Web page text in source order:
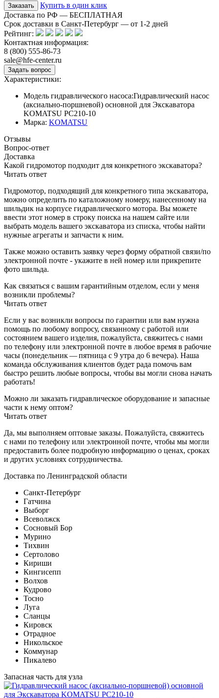
Купить в один клик
Доставка по РФ — БЕСПЛАТНАЯ
Срок доставки в Санкт-Петербург — от 1-2 дней
Рейтинг:
Контактная информация:
8 (800) 555-86-73
sale@hfe-center.ru
Характеристики:
Модель гидравлического насоса:Гидравлический насос
(аксиально-поршневой) основной для Экскаватора
KOMATSU PC210-10
Марка: KOMATSU
Отзывы
Вопрос-ответ
Доставка
Какой гидромотор подходит для конкретного экскаватора?
Читать ответ
Гидромотор, подходящий для конкретного типа экскаватора,
можно определить по каталожному номеру, нанесенному на
шильдик на корпусе гидравлического мотора. Вы можете
ввести этот номер в строку поиска на нашем сайте или
выбрать модель вашего экскаватора из списка, чтобы найти
нужные агрегаты и запчасти к ним.
Также можно оставить заявку через форму обратной связи/по
электронной почте - укажите в ней номер или прикрепите
фото шильда.
Как связаться с вашим гарантийным отделом, если у меня
возникли проблемы?
Читать ответ
Если у вас возникли вопросы по гарантии или вам нужна
помощь по любому вопросу, связанному с работой или
состоянием вашего изделия, пожалуйста, свяжитесь с нами
по телефону или электронной почте в любое время в рабочие
часы (понедельник — пятница с 9 утра до 6 вечера). Наша
команда обслуживания клиентов будет рада помочь вам
быстро решить любые вопросы, чтобы вы могли снова начать
работать!
Можно ли заказать гидравлическое оборудование и запасные
части к нему оптом?
Читать ответ
Да, мы выполняем оптовые заказы. Пожалуйста, свяжитесь
с нами по телефону или электронной почте, чтобы мы могли
предоставить более подробную информацию о ценах, сроках
и других условиях сотрудничества.
Доставка по Ленинградской области
Санкт-Петербург
Гатчина
Выборг
Всеволжск
Сосновый Бор
Мурино
Тихвин
Сертолово
Кириши
Кингисепп
Волхов
Кудрово
Тосно
Луга
Сланцы
Кировск
Отрадное
Никольское
Коммунар
Пикалево
Запасная часть для узла